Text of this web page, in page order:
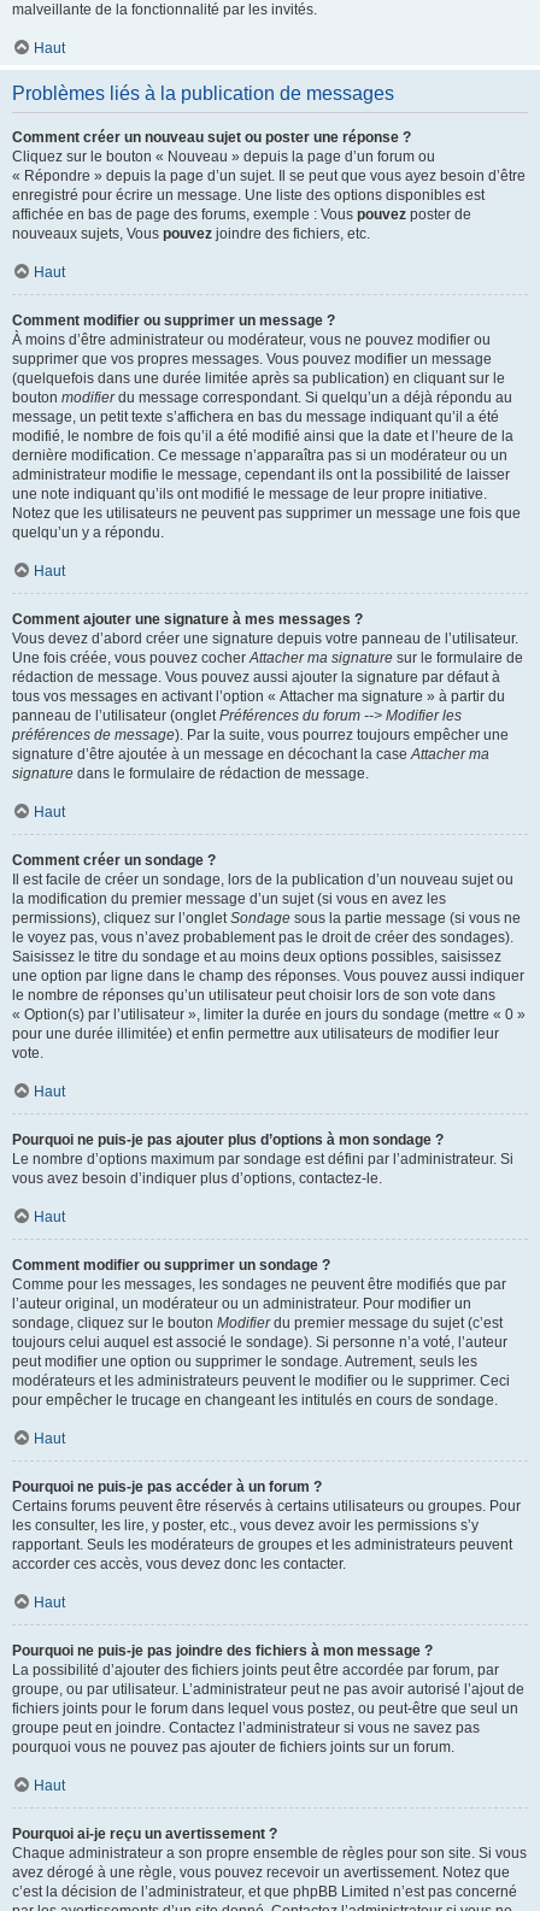
malveillante de la fonctionnalité par les invités.
Haut
Problèmes liés à la publication de messages
Comment créer un nouveau sujet ou poster une réponse ?
Cliquez sur le bouton « Nouveau » depuis la page d’un forum ou
« Répondre » depuis la page d’un sujet. Il se peut que vous ayez besoin d’être
enregistré pour écrire un message. Une liste des options disponibles est
affichée en bas de page des forums, exemple : Vous pouvez poster de
nouveaux sujets, Vous pouvez joindre des fichiers, etc.
Haut
Comment modifier ou supprimer un message ?
À moins d’être administrateur ou modérateur, vous ne pouvez modifier ou
supprimer que vos propres messages. Vous pouvez modifier un message
(quelquefois dans une durée limitée après sa publication) en cliquant sur le
bouton modifierdu message correspondant. Si quelqu’un a déjà répondu au
message, un petit texte s’affichera en bas du message indiquant qu’il a été
modifié, le nombre de fois qu’il a été modifié ainsi que la date et l’heure de la
dernière modification. Ce message n’apparaîtra pas si un modérateur ou un
administrateur modifie le message, cependant ils ont la possibilité de laisser
une note indiquant qu’ils ont modifié le message de leur propre initiative.
Notez que les utilisateurs ne peuvent pas supprimer un message une fois que
quelqu’un y a répondu.
Haut
Comment ajouter une signature à mes messages ?
Vous devez d’abord créer une signature depuis votre panneau de l’utilisateur.
Une fois créée, vous pouvez cocherAttacher ma signature sur le formulaire de
rédaction de message. Vous pouvez aussi ajouter la signature par défaut à
tous vos messages en activant l’option « Attacher ma signature » à partir du
panneau de l’utilisateur (ongletPréférences du forum --> Modifier les
préférences de message). Par la suite, vous pourrez toujours empêcher une
signature d’être ajoutée à un message en décochant la caseAttacher ma
signature dans le formulaire de rédaction de message.
Haut
Comment créer un sondage ?
Il est facile de créer un sondage, lors de la publication d’un nouveau sujet ou
la modification du premier message d’un sujet (si vous en avez les
permissions), cliquez sur l’ongletSondage sous la partie message (si vous ne
le voyez pas, vous n’avez probablement pas le droit de créer des sondages).
Saisissez le titre du sondage et au moins deux options possibles, saisissez
une option par ligne dans le champ des réponses. Vous pouvez aussi indiquer
le nombre de réponses qu’un utilisateur peut choisir lors de son vote dans
« Option(s) par l’utilisateur », limiter la durée en jours du sondage (mettre « 0 »
pour une durée illimitée) et enfin permettre aux utilisateurs de modifier leur
vote.
Haut
Pourquoi ne puis-je pas ajouter plus d’options à mon sondage ?
Le nombre d’options maximum par sondage est défini par l’administrateur. Si
vous avez besoin d’indiquer plus d’options, contactez-le.
Haut
Comment modifier ou supprimer un sondage ?
Comme pour les messages, les sondages ne peuvent être modifiés que par
l’auteur original, un modérateur ou un administrateur. Pour modifier un
sondage, cliquez sur le bouton Modifierdu premier message du sujet (c’est
toujours celui auquel est associé le sondage). Si personne n’a voté, l’auteur
peut modifier une option ou supprimer le sondage. Autrement, seuls les
modérateurs et les administrateurs peuvent le modifier ou le supprimer. Ceci
pour empêcher le trucage en changeant les intitulés en cours de sondage.
Haut
Pourquoi ne puis-je pas accéder à un forum ?
Certains forums peuvent être réservés à certains utilisateurs ou groupes. Pour
les consulter, les lire, y poster, etc., vous devez avoir les permissions s’y
rapportant. Seuls les modérateurs de groupes et les administrateurs peuvent
accorder ces accès, vous devez donc les contacter.
Haut
Pourquoi ne puis-je pas joindre des fichiers à mon message ?
La possibilité d’ajouter des fichiers joints peut être accordée par forum, par
groupe, ou par utilisateur. L’administrateur peut ne pas avoir autorisé l’ajout de
fichiers joints pour le forum dans lequel vous postez, ou peut-être que seul un
groupe peut en joindre. Contactez l’administrateur si vous ne savez pas
pourquoi vous ne pouvez pas ajouter de fichiers joints sur un forum.
Haut
Pourquoi ai-je reçu un avertissement ?
Chaque administrateur a son propre ensemble de règles pour son site. Si vous
avez dérogé à une règle, vous pouvez recevoir un avertissement. Notez que
c’est la décision de l’administrateur, et que phpBB Limited n’est pas concerné